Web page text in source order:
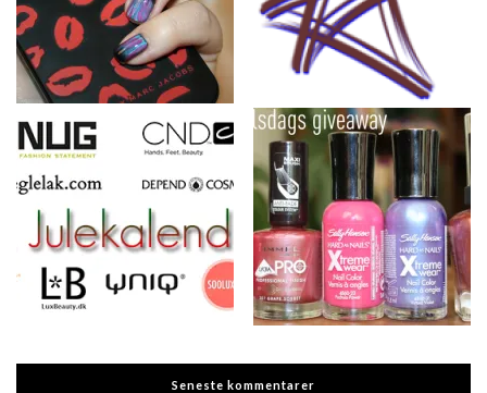
Seneste kommentarer